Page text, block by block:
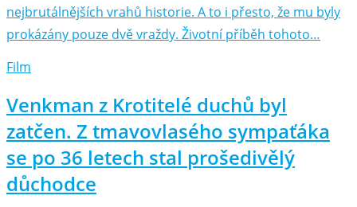
nejbrutálnějších vrahů historie. A to i přesto, že mu byly
prokázány pouze dvě vraždy. Životní příběh tohoto…
Film
Venkman z Krotitelé duchů byl
zatčen. Z tmavovlasého sympaťáka
se po 36 letech stal prošedivělý
důchodce